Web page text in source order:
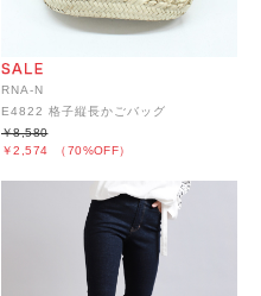
RNA-N
E4822 格子縦長かごバッグ
￥2,574 （70%OFF）
￥8,580